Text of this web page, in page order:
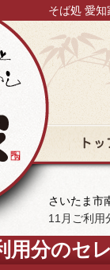
そば処 愛
さいたま市
11月ご利用
用分のセ